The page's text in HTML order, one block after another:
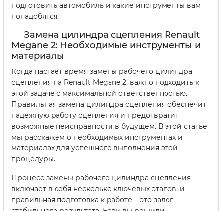
подготовить автомобиль и какие инструменты вам
понадобятся.
Замена цилиндра сцепления Renault
Megane 2: Необходимые инструменты и
материалы
Когда настает время замены рабочего цилиндра
сцепления на Renault Megane 2, важно подходить к
этой задаче с максимальной ответственностью.
Правильная замена цилиндра сцепления обеспечит
надежную работу сцепления и предотвратит
возможные неисправности в будущем. В этой статье
мы расскажем о необходимых инструментах и
материалах для успешного выполнения этой
процедуры.
Процесс замены рабочего цилиндра сцепления
включает в себя несколько ключевых этапов, и
правильная подготовка к работе – это залог